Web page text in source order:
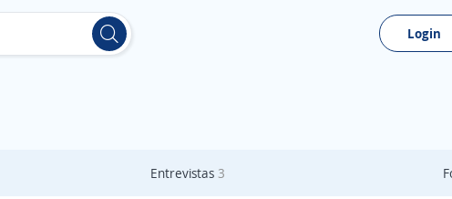
Login
Entrevistas 3